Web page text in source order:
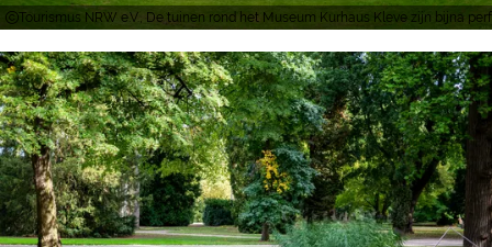
Tourismus NRW e.V., De tuinen rond het Museum Kurhaus Kleve zijn bijna